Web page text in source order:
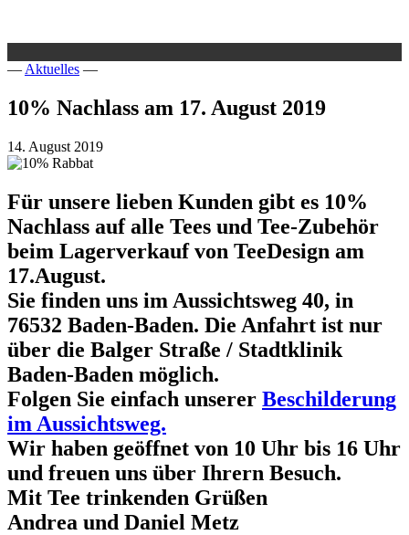
— Aktuelles —
10% Nachlass am 17. August 2019
14. August 2019
Für unsere lieben Kunden gibt es 10%
Nachlass auf alle Tees und Tee-Zubehör
beim Lagerverkauf von TeeDesign am
17.August.
Sie finden uns im Aussichtsweg 40, in
76532 Baden-Baden. Die Anfahrt ist nur
über die Balger Straße / Stadtklinik
Baden-Baden möglich.
Folgen Sie einfach unserer Beschilderung
im Aussichtsweg.
Wir haben geöffnet von 10 Uhr bis 16 Uhr
und freuen uns über Ihrern Besuch.
Mit Tee trinkenden Grüßen
Andrea und Daniel Metz